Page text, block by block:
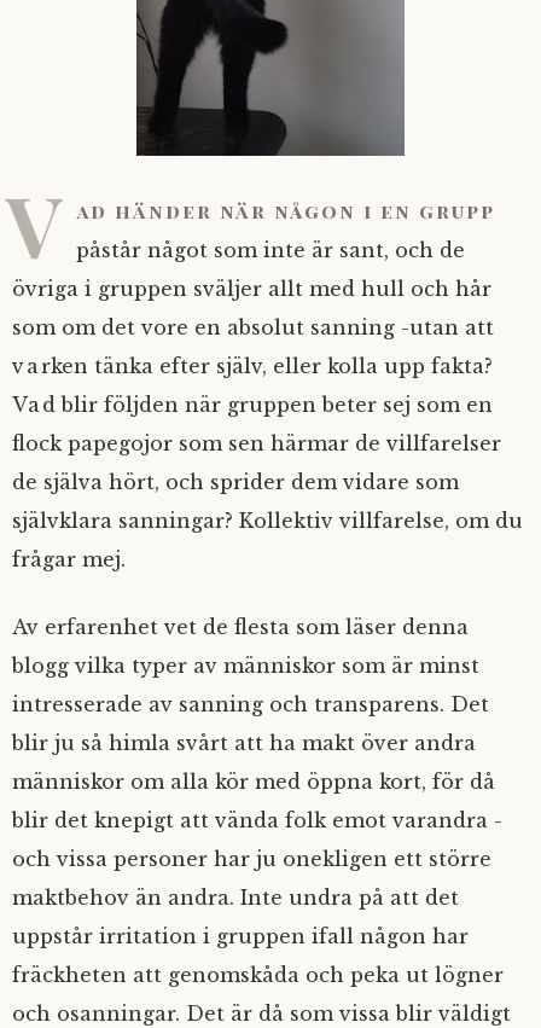
V ad händer när någon i en grupp
påstår något som inte är sant, och de
övriga i gruppen sväljer allt med hull och hår
som om det vore en absolut sanning -utan att
varken tänka efter själv, eller kolla upp fakta?
Vad blir följden när gruppen beter sej som en
flock papegojor som sen härmar de villfarelser
de själva hört, och sprider dem vidare som
självklara sanningar? Kollektiv villfarelse, om du
frågar mej.
Av erfarenhet vet de flesta som läser denna
blogg vilka typer av människor som är minst
intresserade av sanning och transparens. Det
blir ju så himla svårt att ha makt över andra
människor om alla kör med öppna kort, för då
blir det knepigt att vända folk emot varandra -
och vissa personer har ju onekligen ett större
maktbehov än andra. Inte undra på att det
uppstår irritation i gruppen ifall någon har
fräckheten att genomskåda och peka ut lögner
och osanningar. Det är då som vissa blir väldigt